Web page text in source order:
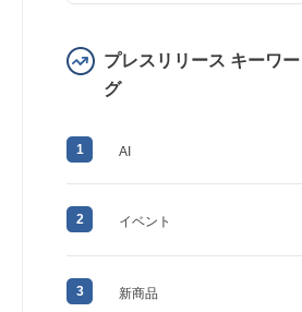
プレスリリース キーワ
グ
1 AI
2 イベント
3 新商品